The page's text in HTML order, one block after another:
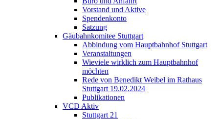
Vorstand und Aktive
Spendenkonto
Satzung
Gäubahnkomitee Stuttgart
Abbindung vom Hauptbahnhof Stuttgart
Veranstaltungen
Wieviele wirklich zum Hauptbahnhof
möchten
Rede von Benedikt Weibel im Rathaus
Stuttgart 19.02.2024
Publikationen
VCD Aktiv
Stuttgart 21